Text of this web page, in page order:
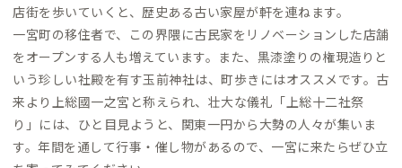
店街を歩いていくと、歴史ある古い家屋が軒を連ねます。
一宮町の移住者で、この界隈に古民家をリノベーションした店舗
をオープンする人も増えています。また、黒漆塗りの権現造りと
いう珍しい社殿を有す玉前神社は、町歩きにはオススメです。古
来より上総國一之宮と称えられ、壮大な儀礼「上総十二社祭
り」には、ひと目見ようと、関東一円から大勢の人々が集いま
す。年間を通して行事・催し物があるので、一宮に来たらぜひ立